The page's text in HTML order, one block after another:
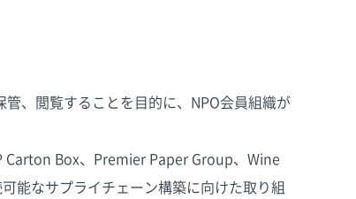
、閲覧することを目的に、NPO会員組織が
Carton Box、Premier Paper Group、Wine
能なサプライチェーン構築に向けた取り組